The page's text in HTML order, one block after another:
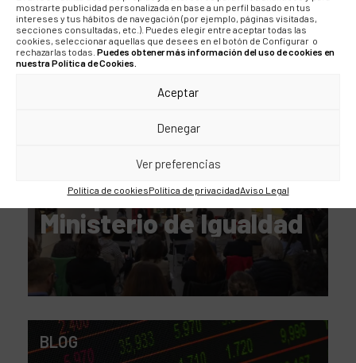
mostrarte publicidad personalizada en base a un perfil basado en tus
intereses y tus hábitos de navegación (por ejemplo, páginas visitadas,
secciones consultadas, etc.). Puedes elegir entre aceptar todas las
cookies, seleccionar aquellas que desees en el botón de Configurar o
rechazarlas todas. Puedes obtener más información del uso de cookies en
nuestra Política de Cookies.
Aceptar
Denegar
Ver preferencias
Política de cookiesPolítica de privacidadAviso Legal
cuesta una mentira?
«Voces para la
igualdad», un
everpolitics junto al
Ministerio de Igualdad
BLOG